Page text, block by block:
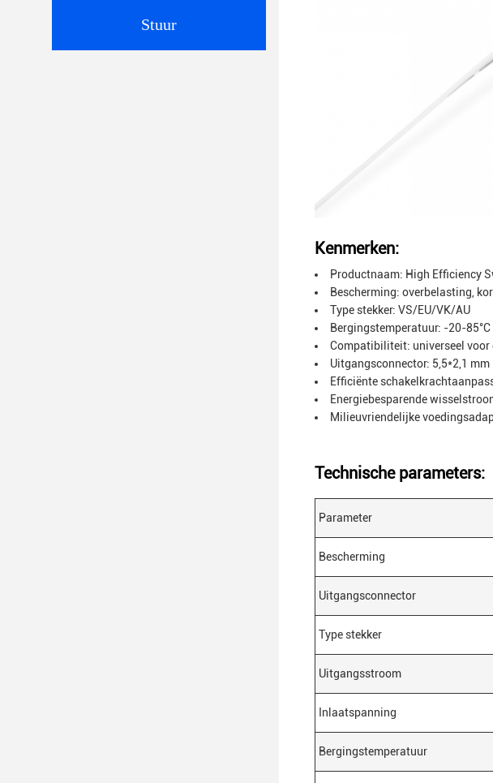
Stuur
Kenmerken:
Productnaam: High Efficiency
Bescherming: overbelasting,
Type stekker: VS/EU/VK/AU
Bergingstemperatuur: -20-85°C
Compatibiliteit: universeel voor
Uitgangsconnector: 5,5*2,1 mm
Efficiënte
Energiebesparende
Milieuvriendelijke
Technische parameters:
Parameter
Bescherming
Uitgangsconnector
Type stekker
Uitgangsstroom
Inlaatspanning
Bergingstemperatuur